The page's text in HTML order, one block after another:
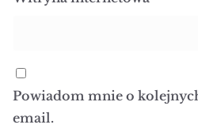
Powiadom mnie o
email.